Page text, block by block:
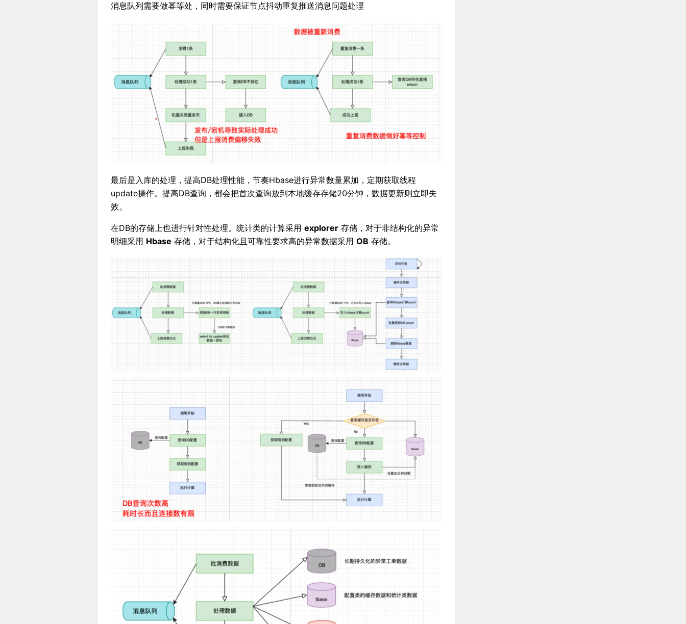
消息队列需要做幂等处，同时需要保证节点抖动重复推送消息问题处理
最后是入库的处理，提高DB处理性能，节奏Hbase进行异常数量累加，定期获取线程
update操作。提高DB查询，都会把首次查询放到本地缓存存储20分钟，数据更新则立即失
效。
在DB的存储上也进行针对性处理。统计类的计算采用 explorer 存储，对于非结构化的异常
明细采用 Hbase 存储，对于结构化且可靠性要求高的异常数据采用 OB 存储。